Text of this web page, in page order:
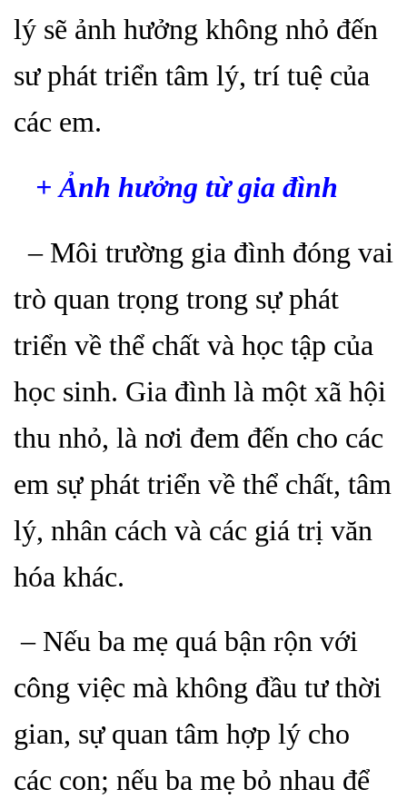
lý sẽ ảnh hưởng không nhỏ đến
sư phát triển tâm lý, trí tuệ của
các em.
+ Ảnh hưởng từ gia đình
– Môi trường gia đình đóng vai
trò quan trọng trong sự phát
triển về thể chất và học tập của
học sinh. Gia đình là một xã hội
thu nhỏ, là nơi đem đến cho các
em sự phát triển về thể chất, tâm
lý, nhân cách và các giá trị văn
hóa khác.
– Nếu ba mẹ quá bận rộn với
công việc mà không đầu tư thời
gian, sự quan tâm hợp lý cho
các con; nếu ba mẹ bỏ nhau để